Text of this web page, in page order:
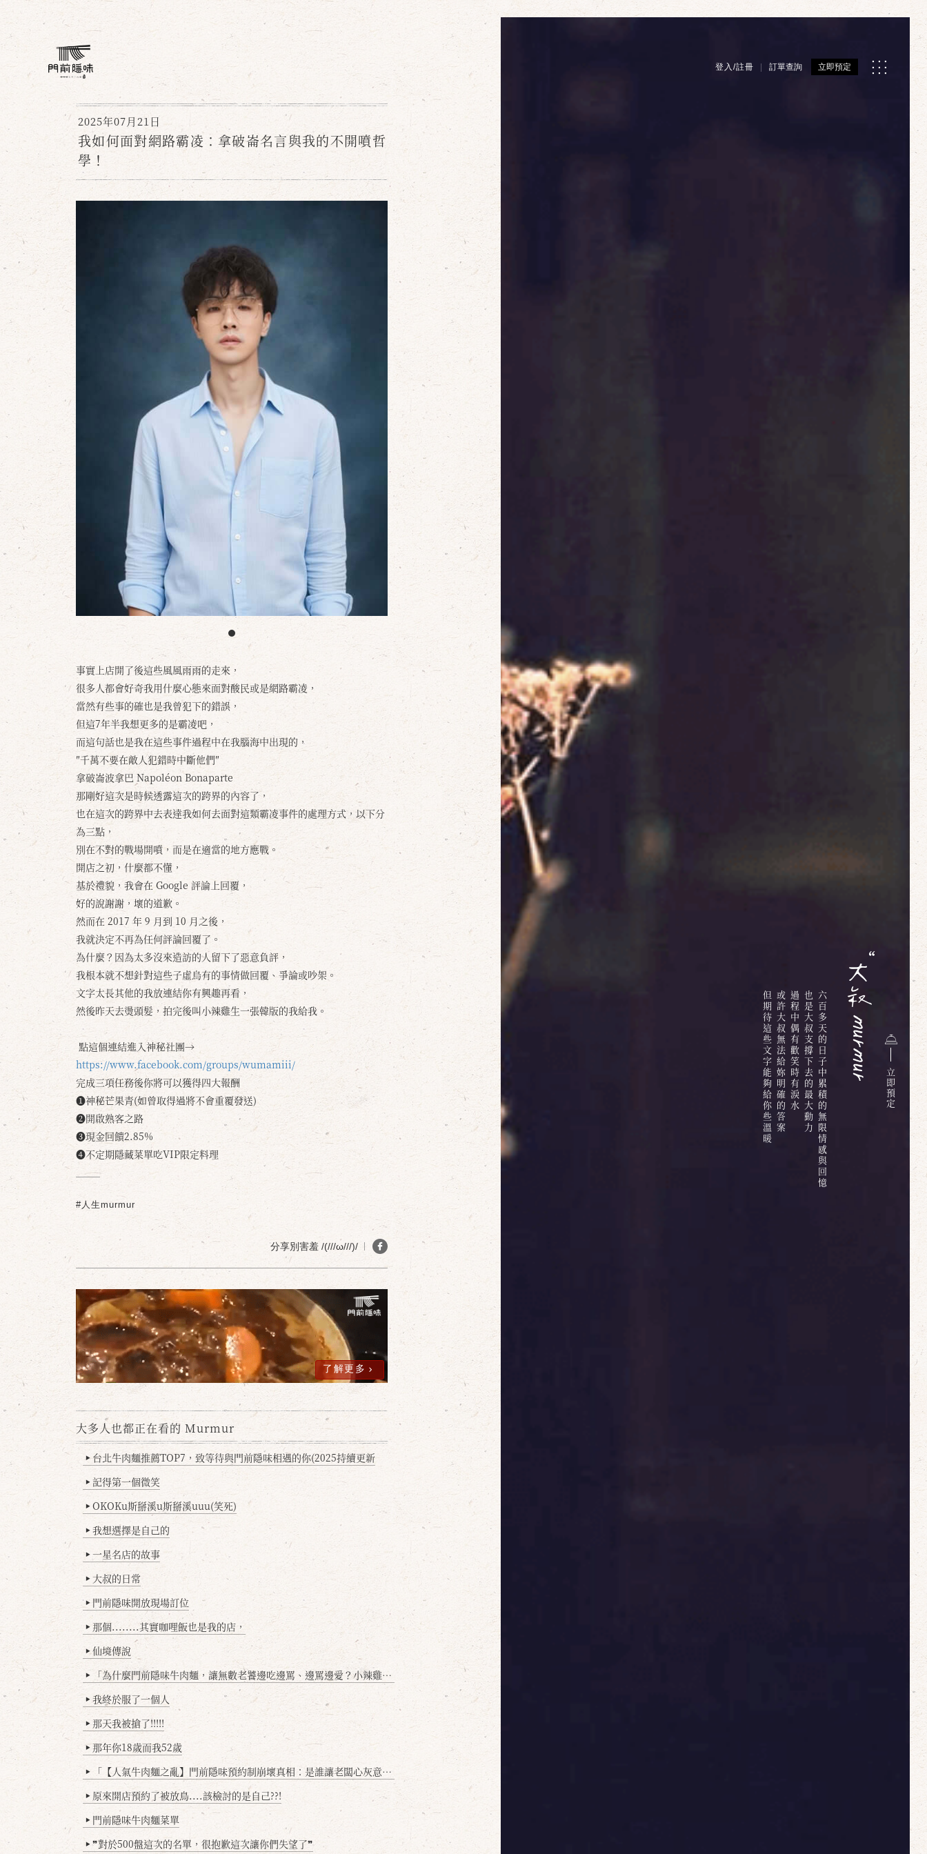
登入/註冊 訂單查詢 立即預定
六百多天的日子中累積的無限情感與回憶
也是大叔支撐下去的最大動力
過程中偶有歡笑時有淚水
或許大叔無法給妳明確的答案
但期待這些文字能夠給你些溫暖
2025年07月21日
我如何面對網路霸凌：拿破崙名言與我的不開噴哲
學！
事實上店開了後這些風風雨雨的走來，
很多人都會好奇我用什麼心態來面對酸民或是網路霸凌，
當然有些事的確也是我曾犯下的錯誤，
但這7年半我想更多的是霸凌吧，
而這句話也是我在這些事件過程中在我腦海中出現的，
″千萬不要在敵人犯錯時中斷他們″
拿破崙波拿巴 Napoléon Bonaparte
那剛好這次是時候透露這次的跨界的內容了，
也在這次的跨界中去表達我如何去面對這類霸凌事件的處理方式，以下分
為三點，
別在不對的戰場開噴，而是在適當的地方應戰。
開店之初，什麼都不懂，
基於禮貌，我會在 Google 評論上回覆，
好的說謝謝，壞的道歉。
然而在 2017 年 9 月到 10 月之後，
我就決定不再為任何評論回覆了。
為什麼？因為太多沒來造訪的人留下了惡意負評，
我根本就不想針對這些子虛烏有的事情做回覆、爭論或吵架。
文字太長其他的我放連結你有興趣再看，
然後昨天去燙頭髮，拍完後叫小辣雞生一張韓版的我給我。
點這個連結進入神秘社團→
https://www.facebook.com/groups/wumamiii/
完成三項任務後你將可以獲得四大報酬
❶神秘芒果青(如曾取得過將不會重覆發送)
❷開啟熟客之路
❸現金回饋2.85%
❹不定期隱藏菜單吃VIP限定料理
#人生murmur
分享別害羞 /(///ω///)/
了解更多
大多人也都正在看的 Murmur
▶ 台北牛肉麵推薦TOP7，致等待與門前隱味相遇的你(2025持續更新
▶ 記得第一個微笑
▶ OKOKu斯掰溪u斯掰溪uuu(笑死)
▶ 我想選擇是自己的
▶ 一星名店的故事
▶ 大叔的日常
▶ 門前隱味開放現場訂位
▶ 那個........其實咖哩飯也是我的店，
▶ 仙境傳說
▶ 「為什麼門前隱味牛肉麵，讓無數老饕邊吃邊罵、邊罵邊愛？小辣雞揭密！」
▶ 我終於服了一個人
▶ 那天我被搶了!!!!!
▶ 那年你18歲而我52歲
▶ 「【人氣牛肉麵之亂】門前隱味預約制崩壞真相：是誰讓老闆心灰意冷？」
▶ 原來開店預約了被放鳥....該檢討的是自己??!
▶ 門前隱味牛肉麵菜單
▶ ❞對於500盤這次的名單，很抱歉這次讓你們失望了❞
立
即
預
定
取消